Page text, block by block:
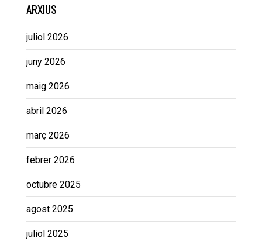
ARXIUS
juliol 2026
juny 2026
maig 2026
abril 2026
març 2026
febrer 2026
octubre 2025
agost 2025
juliol 2025